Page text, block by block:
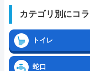
カテゴリ別にコ
トイレ
蛇口